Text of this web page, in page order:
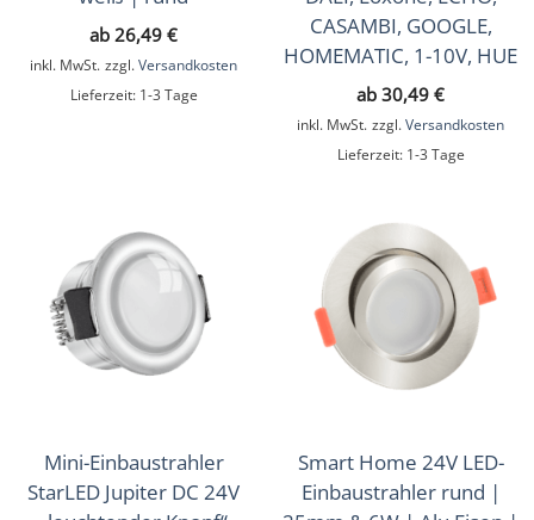
ab 26,49 €
inkl. MwSt. zzgl. Versandkosten
Lieferzeit: 1-3 Tage
CASAMBI, GOOGLE,
HOMEMATIC, 1-10V, HUE
ab 30,49 €
inkl. MwSt. zzgl. Versandkosten
Lieferzeit: 1-3 Tage
Mini-Einbaustrahler
StarLED Jupiter DC 24V
Smart Home 24V LED-
Einbaustrahler rund |